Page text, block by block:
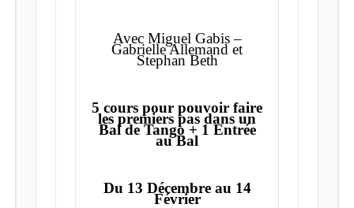
Avec Miguel Gabis –
Gabrielle Allemand et
Stephan Beth
5 cours pour pouvoir faire
les premiers pas dans un
Bal de Tango + 1 Entrée
au Bal
Du 13 Décembre au 14
Février